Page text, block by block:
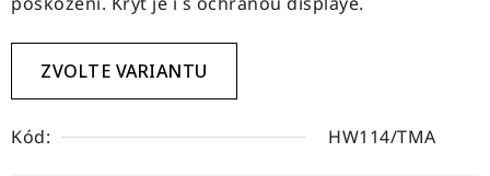
ZVOLTE VARIANTU
Kód: HW114/TMA